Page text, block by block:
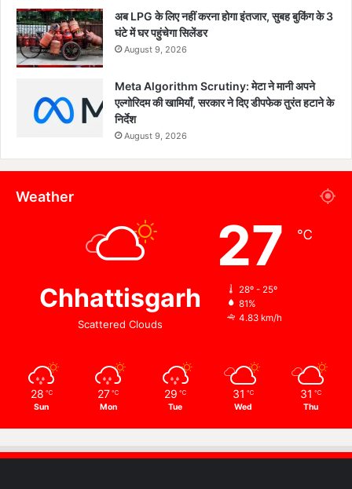
अब LPG के लिए नहीं करना होगा इंतजार, सुबह बुकिंग के 3
घंटे में घर पहुंचेगा सिलेंडर
August 9, 2026
Meta Algorithm Scrutiny: मेटा ने मानी अपने
एल्गोरिदम की खामियाँ, सरकार ने दिए डीपफेक तुरंत हटाने के
निर्देश
August 9, 2026
Weather
Chhattisgarh
Scattered Clouds
27 ℃
28º - 25º
81%
4.83 km/h
28 ℃
Sun
27 ℃
Mon
29 ℃
Tue
31 ℃
Wed
31 ℃
Thu